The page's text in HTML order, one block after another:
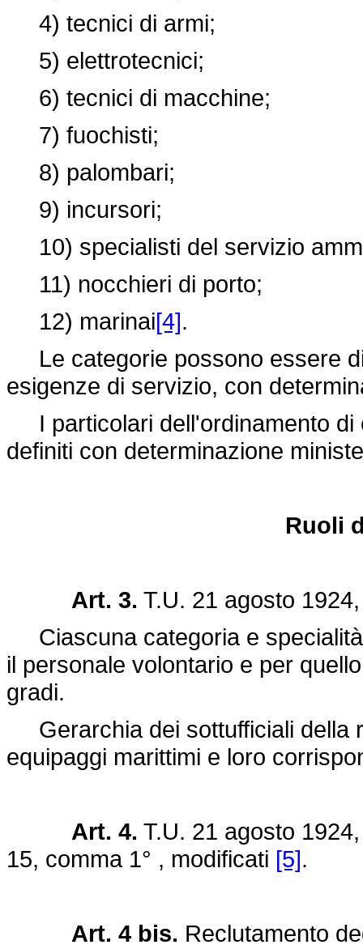
4) tecnici di armi;
5) elettrotecnici;
6) tecnici di macchine;
7) fuochisti;
8) palombari;
9) incursori;
10) specialisti del servizio
11) nocchieri di porto;
12) marinai[4].
Le categorie possono essere
esigenze di servizio, con
I particolari dell'ordinamento di
definiti con determinazione
Ruoli
Art. 3. T.U. 21 agosto
Ciascuna categoria e
il personale volontario e per
gradi.
Gerarchia dei sottufficiali della
equipaggi marittimi e loro
Art. 4. T.U. 21 agosto
15, comma 1° , modificati [5].
Art. 4 bis. Reclutamento